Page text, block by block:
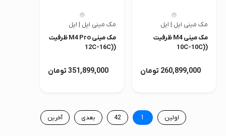
مک مینی اپل | اپل
مک مینی M4 ظرفیت
(10C-10C)
2024
260,899,000 تومان
مک مینی اپل | اپل
مک مینی M4 Pro ظرفیت
(12C-16C)
2024
351,899,000 تومان
اولین 1
42 بعدی آخرین